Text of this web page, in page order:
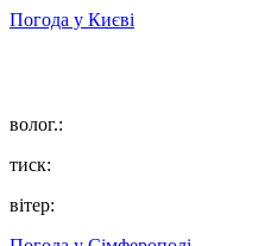
Погода у Києві
волог.:
тиск:
вітер: